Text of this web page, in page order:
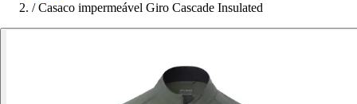
/ Casaco impermeável Giro Cascade Insulated